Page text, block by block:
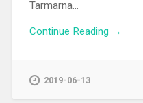
Tarmarna...
Continue Reading →
2019-06-13